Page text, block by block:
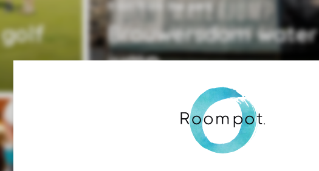
Brouwersdam water
jump
9 km from the park